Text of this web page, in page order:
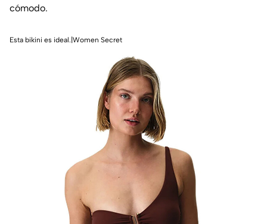
cómodo.
Esta bikini es ideal.|Women Secret